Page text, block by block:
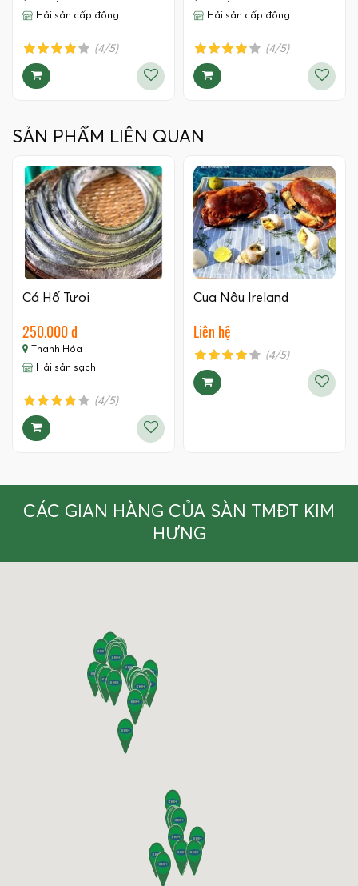
Hải sản cấp đông
(4/5)
Hải sản cấp đông
(4/5)
SẢN PHẨM LIÊN QUAN
Cá Hố Tươi
250.000 đ
Thanh Hóa
Hải sản sạch
(4/5)
Cua Nâu Ireland
Liên hệ
(4/5)
CÁC GIAN HÀNG CỦA SÀN TMĐT KIM
HƯNG